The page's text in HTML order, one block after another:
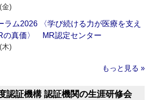
金)
ラム2026 〈学び続ける力が医療を支え
の真価〉 MR認定センター
木)
もっと見る »
認証機構 認証機関の生涯研修会